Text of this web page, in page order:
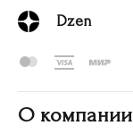
Dzen
О компании